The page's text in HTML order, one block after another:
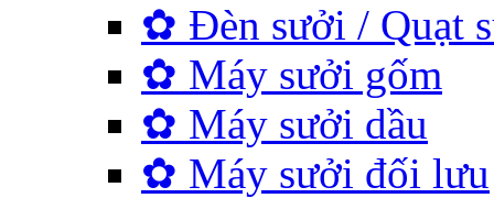
✿ Đèn sưởi / Quạt
✿ Máy sưởi gốm
✿ Máy sưởi dầu
✿ Máy sưởi đối lưu